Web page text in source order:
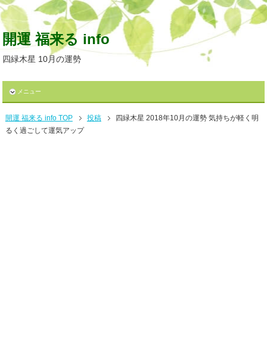
開運 福来る info
四緑木星 10月の運勢
メニュー
開運 福来る info TOP 投稿
四緑木星 2018年10月の運勢 気持ちが軽く明
るく過ごして運気アップ